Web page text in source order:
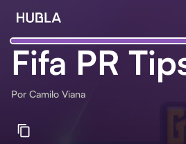
Fifa PR
Por Camilo Viana